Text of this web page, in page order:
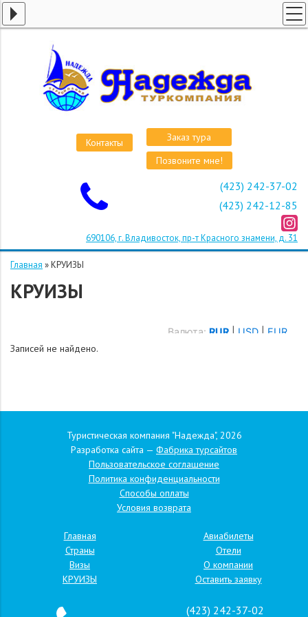
Контакты
Заказ тура
Позвоните мне!
(423) 242-37-02
(423) 242-12-85
690106, г. Владивосток, пр-т Красного знамени, д. 31
ВИЗЫ
АВИАБИЛЕТЫ
ОТЕЛИ
Главная »КРУИЗЫ
КРУИЗЫ
Записей не найдено.
Туристическая компания "Надежда", 2026
Разработка сайта — Фабрика турсайтов
Пользовательское соглашение
Политика конфиденциальности
Способы оплаты
Условия возврата
Главная
Страны
Визы
КРУИЗЫ
Авиабилеты
Отели
О компании
Оставить заявку
(423) 242-37-02